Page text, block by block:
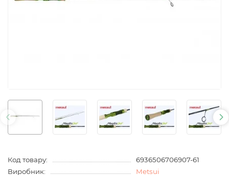
Код товару:
6936506706907-61
Виробник:
Metsui